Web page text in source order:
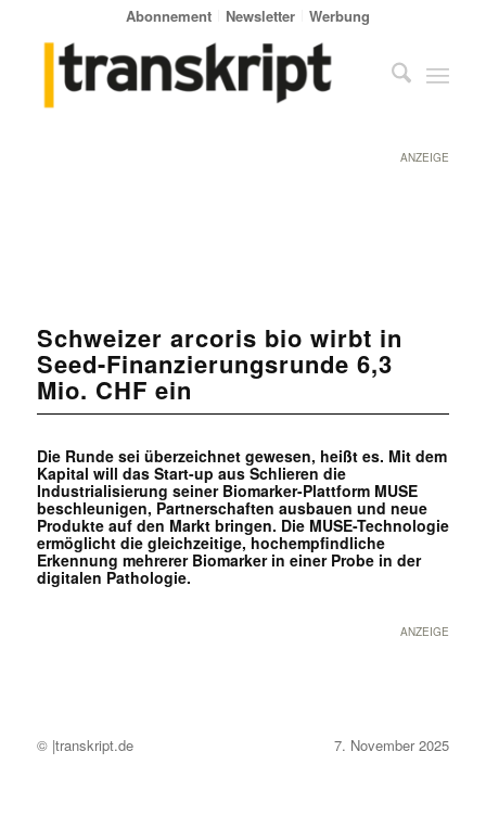
Abonnement Newsletter Werbung
ANZEIGE
Schweizer arcoris bio wirbt in
Seed-Finanzierungsrunde 6,3
Mio. CHF ein
Die Runde sei überzeichnet gewesen, heißt es. Mit dem
Kapital will das Start-up aus Schlieren die
Industrialisierung seiner Biomarker-Plattform MUSE
beschleunigen, Partnerschaften ausbauen und neue
Produkte auf den Markt bringen. Die MUSE-Technologie
ermöglicht die gleichzeitige, hochempfindliche
Erkennung mehrerer Biomarker in einer Probe in der
digitalen Pathologie.
ANZEIGE
© |transkript.de 7. November 2025